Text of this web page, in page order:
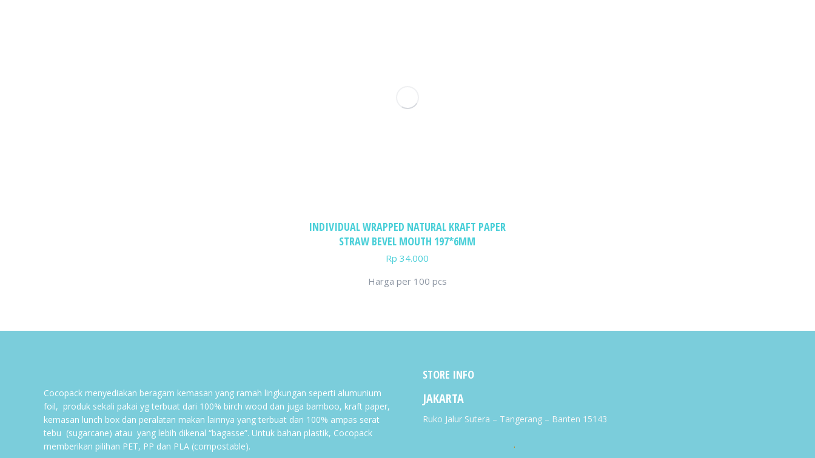
INDIVIDUAL WRAPPED NATURAL KRAFT PAPER
STRAW BEVEL MOUTH 197*6MM
Rp 34.000
Harga per 100 pcs
Cocopack menyediakan beragam kemasan yang ramah lingkungan seperti alumunium
foil, produk sekali pakai yg terbuat dari 100% birch wood dan juga bamboo, kraft paper,
kemasan lunch box dan peralatan makan lainnya yang terbuat dari 100% ampas serat
tebu (sugarcane) atau yang lebih dikenal “bagasse”. Untuk bahan plastik, Cocopack
memberikan pilihan PET, PP dan PLA (compostable).
STORE INFO
JAKARTA
Ruko Jalur Sutera – Tangerang – Banten 15143
.